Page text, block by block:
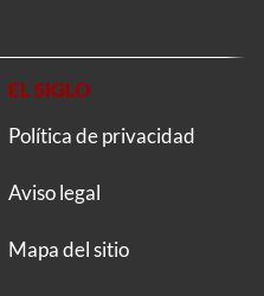
EL SIGLO
Política de privacidad
Aviso legal
Mapa del sitio